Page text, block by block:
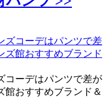
コーデはパンツで差が
館おすすめブランド＆